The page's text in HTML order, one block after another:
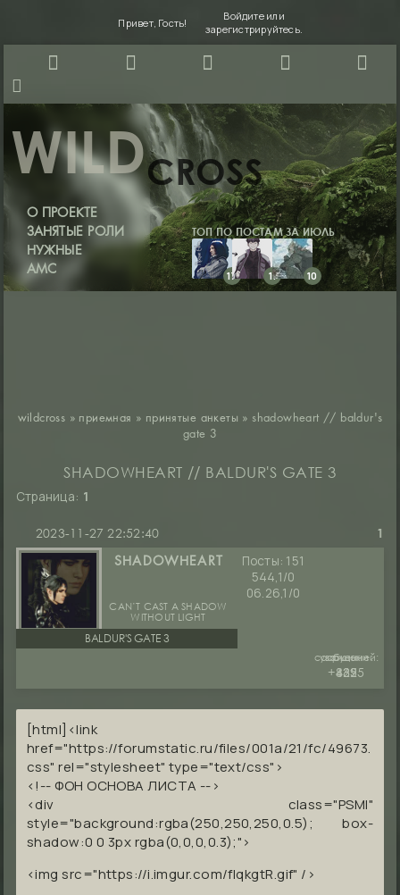
О ПРОЕКТЕ
ЗАНЯТЫЕ РОЛИ
НУЖНЫЕ
АМС
WILDCROSS
ТОП ПО ПОСТАМ ЗА ИЮЛЬ
17 11 10
Привет, Гость! Войдитеили
зарегистрируйтесь.
wildcross » приемная » принятые анкеты » shadowheart // baldur's
gate 3
SHADOWHEART // BALDUR'S GATE 3
Страница: 1
1
2023-11-27 22:52:40
SHADOWHEART
CAN’T CAST A SHADOW
WITHOUT LIGHT
BALDUR'S GATE 3
руны:
865
сообщений:
439
уважение:
+1225
Посты: 151
544,1/0
06.26,1/0
[html]<link
href="https://forumstatic.ru/files/001a/21/fc/49673.
css" rel="stylesheet" type="text/css">
<!-- ФОН ОСНОВА ЛИСТА -->
<div class="PSMI"
style="background:rgba(250,250,250,0.5); box-
shadow:0 0 3px rgba(0,0,0,0.3);">
<img src="https://i.imgur.com/fIqkgtR.gif" />